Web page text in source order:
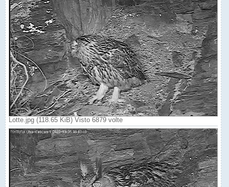
Lotte.jpg (118.65 KiB) Visto 6879 volte